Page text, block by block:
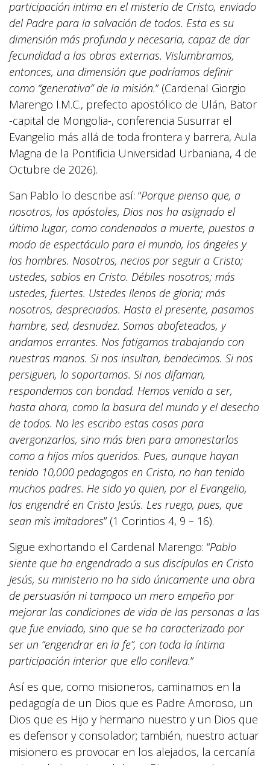
participación intima en el misterio de Cristo, enviado
del Padre para la salvación de todos. Esta es su
dimensión más profunda y necesaria, capaz de dar
fecundidad a las obras externas. Vislumbramos,
entonces, una dimensión que podríamos definir
como “generativa” de la misión.” (Cardenal Giorgio
Marengo I.M.C., prefecto apostólico de Ulán, Bator
-capital de Mongolia-, conferencia Susurrar el
Evangelio más allá de toda frontera y barrera, Aula
Magna de la Pontificia Universidad Urbaniana, 4 de
Octubre de 2026).
San Pablo lo describe así: “Porque pienso que, a
nosotros, los apóstoles, Dios nos ha asignado el
último lugar, como condenados a muerte, puestos a
modo de espectáculo para el mundo, los ángeles y
los hombres. Nosotros, necios por seguir a Cristo;
ustedes, sabios en Cristo. Débiles nosotros; más
ustedes, fuertes. Ustedes llenos de gloria; más
nosotros, despreciados. Hasta el presente, pasamos
hambre, sed, desnudez. Somos abofeteados, y
andamos errantes. Nos fatigamos trabajando con
nuestras manos. Si nos insultan, bendecimos. Si nos
persiguen, lo soportamos. Si nos difaman,
respondemos con bondad. Hemos venido a ser,
hasta ahora, como la basura del mundo y el desecho
de todos. No les escribo estas cosas para
avergonzarlos, sino más bien para amonestarlos
como a hijos míos queridos. Pues, aunque hayan
tenido 10,000 pedagogos en Cristo, no han tenido
muchos padres. He sido yo quien, por el Evangelio,
los engendré en Cristo Jesús. Les ruego, pues, que
sean mis imitadores” (1 Corintios 4, 9 – 16).
Sigue exhortando el Cardenal Marengo: “Pablo
siente que ha engendrado a sus discípulos en Cristo
Jesús, su ministerio no ha sido únicamente una obra
de persuasión ni tampoco un mero empeño por
mejorar las condiciones de vida de las personas a las
que fue enviado, sino que se ha caracterizado por
ser un “engendrar en la fe”, con toda la íntima
participación interior que ello conlleva.”
Así es que, como misioneros, caminamos en la
pedagogía de un Dios que es Padre Amoroso, un
Dios que es Hijo y hermano nuestro y un Dios que
es defensor y consolador; también, nuestro actuar
misionero es provocar en los alejados, la cercanía